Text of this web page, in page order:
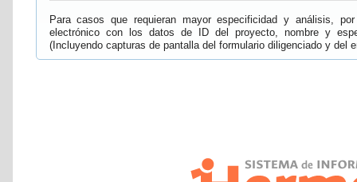
Para casos que requieran mayor especificidad y análisis,
electrónico con los datos de ID del proyecto, nombre y
(Incluyendo capturas de pantalla del formulario diligenciado y del